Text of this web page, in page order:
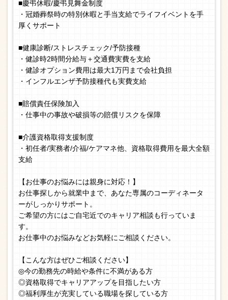
■慶弔休暇/慶弔見舞金制度
・冠婚葬祭時の特別休暇と手当支給でライフイベントを手
厚くサポート
■健康診断/ストレスチェック/予防接種
・健診時2時間分給与＋交通費実費を支給
・健診オプション費用は最大1万円まで会社負担
・インフルエンザ予防接種代も実費支給
■賠償責任保険加入
・仕事中の事故や破損等の賠償リスクを保障
■介護資格取得支援制度
・初任者/実務者/介福/ケアマネ他、資格取得費用を最大全額
支給
【お仕事のお悩みには親身に対応！】
お仕事探しから就業中まで、あなた専属のコーディネータ
ーがしっかりサポート。
ご希望の方にはご自宅近でのキャリア相談も行っていま
す。
お仕事中のお悩みなどお気軽にご相談ください。
【こんな方はぜひご相談ください】
◎今の勤務先の時給や条件に不満がある方
◎資格取得でキャリアアップを目指したい方
◎福利厚生が充実している職場を探している方